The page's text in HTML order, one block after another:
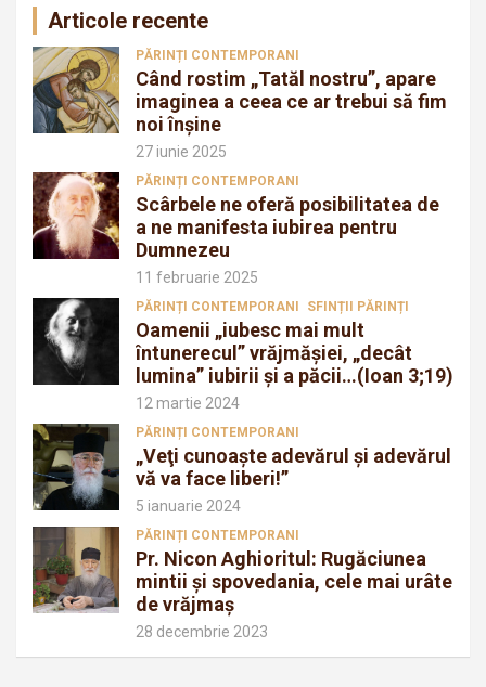
Articole recente
PĂRINȚI CONTEMPORANI
Când rostim „Tatăl nostru”, apare
imaginea a ceea ce ar trebui să fim
noi înșine
27 iunie 2025
PĂRINȚI CONTEMPORANI
Scârbele ne oferă posibilitatea de
a ne manifesta iubirea pentru
Dumnezeu
11 februarie 2025
PĂRINȚI CONTEMPORANI SFINȚII PĂRINȚI
Oamenii „iubesc mai mult
întunerecul” vrăjmăşiei, „decât
lumina” iubirii şi a păcii…(Ioan 3;19)
12 martie 2024
PĂRINȚI CONTEMPORANI
„Veţi cunoaşte adevărul şi adevărul
vă va face liberi!”
5 ianuarie 2024
PĂRINȚI CONTEMPORANI
Pr. Nicon Aghioritul: Rugăciunea
mintii și spovedania, cele mai urâte
de vrăjmaș
28 decembrie 2023